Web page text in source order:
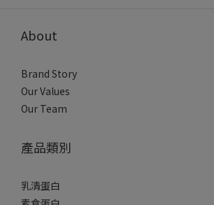
About
Brand Story
Our Values
Our Team
產品類別
乳清蛋白